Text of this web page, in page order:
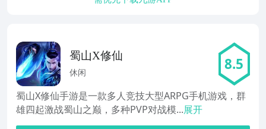
蜀山X修仙
休闲 8.5
蜀山X修仙手游是一款多人竞技大型ARPG手机游戏，群
雄四起激战蜀山之巅，多种PVP对战模...展开